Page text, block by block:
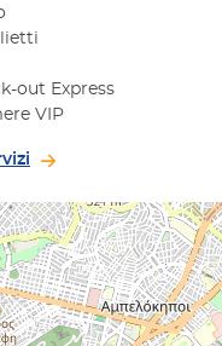
out Express
VIP